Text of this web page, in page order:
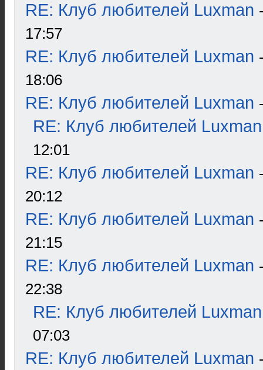
RE: Клуб любителей Luxman
17:57
RE: Клуб любителей Luxman
18:06
RE: Клуб любителей Luxman
RE: Клуб любителей Luxman
12:01
RE: Клуб любителей Luxman
20:12
RE: Клуб любителей Luxman
21:15
RE: Клуб любителей Luxman
22:38
RE: Клуб любителей Luxman
07:03
RE: Клуб любителей Luxman